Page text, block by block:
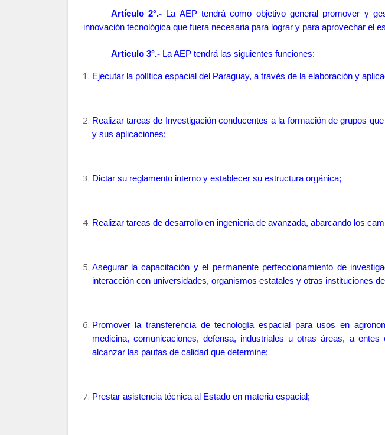
Artículo 2°.- La AEP tendrá como objetivo general promover y
innovación tecnológica que fuera necesaria para lograr y para aprovechar el
Artículo 3°.- La AEP tendrá las siguientes funciones:
Ejecutar la política espacial del Paraguay, a través de la elaboración y
Realizar tareas de Investigación conducentes a la formación de grupos
y sus aplicaciones;
Dictar su reglamento interno y establecer su estructura orgánica;
Realizar tareas de desarrollo en ingeniería de avanzada, abarcando los
Asegurar la capacitación y el permanente perfeccionamiento de
interacción con universidades, organismos estatales y otras instituciones
Promover la transferencia de tecnología espacial para usos en
medicina, comunicaciones, defensa, industriales u otras áreas, a
alcanzar las pautas de calidad que determine;
Prestar asistencia técnica al Estado en materia espacial;